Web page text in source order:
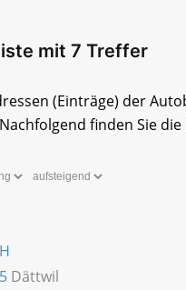
mit 7 Treffer
(Einträge) der
finden Sie
Dättwil